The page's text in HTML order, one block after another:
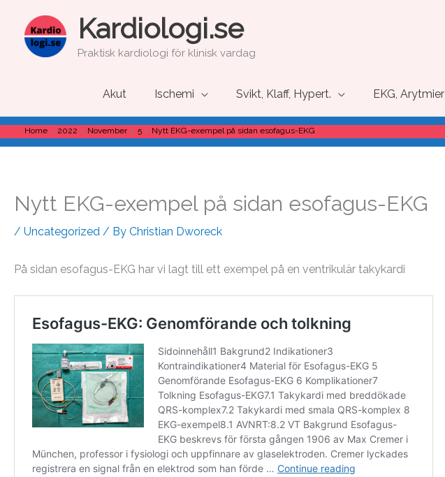
content
Kardiologi.se
Praktisk kardiologi för klinisk vardag
Akut Ischemi Svikt, Klaff, Hypert. EKG, Arytmier
Home 2022 November 5 Nytt EKG-exempel på sidan esofagus-EKG
Nytt EKG-exempel på sidan esofagus-EKG
/ Uncategorized / By Christian Dworeck
På sidan esofagus-EKG har vi lagt till ett exempel på en ventrikulär takykardi